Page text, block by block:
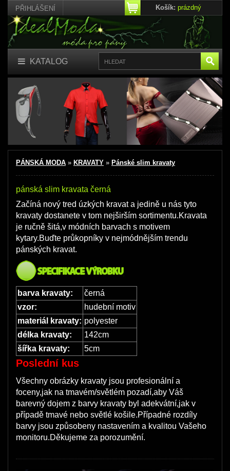
PŘIHLÁŠENÍ Košík: prázdný
KATALOG
PÁNSKÁ MODA » KRAVATY » Pánské slim kravaty
pánská slim kravata černá
Začíná nový tred úzkých kravat a jedině u nás tyto
kravaty dostanete v tom nejširším sortimentu.Kravata
je ručně šitá,v módních barvach s motivem
kytary.Buďte průkopníky v nejmódnějším trendu
pánských kravat.
barva kravaty:
černá
vzor:
hudební motiv
materiál kravaty: polyester
délka kravaty:
142cm
šířka kravaty:
5cm
Poslední kus
Všechny obrázky kravaty jsou profesionální a
foceny,jak na tmavém/světlém pozadí,aby Váš
barevný dojem z barvy kravaty byl adekvátní,jak v
případě tmavé nebo světlé košile.Případné rozdíly
barvy jsou způsobeny nastavením a kvalitou Vašeho
monitoru.Děkujeme za porozumění.